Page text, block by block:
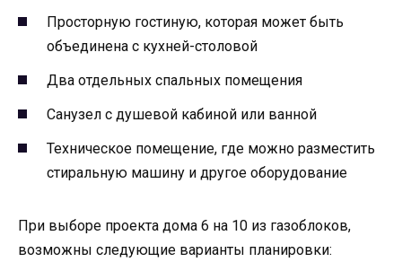
Просторную гостиную, которая может быть
объединена с кухней-столовой
Два отдельных спальных помещения
Санузел с душевой кабиной или ванной
Техническое помещение, где можно разместить
стиральную машину и другое оборудование
При выборе проекта дома 6 на 10 из газоблоков,
возможны следующие варианты планировки: